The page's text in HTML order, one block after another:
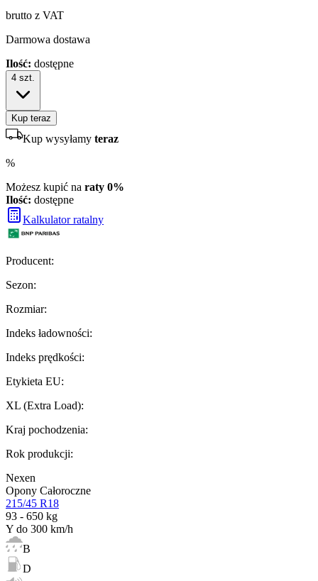
brutto z VAT
Darmowa dostawa
Ilość: dostępne
4 szt.
Kup teraz
Kup wysyłamy teraz
%
Możesz kupić na raty 0%
Ilość: dostępne
Kalkulator ratalny
Producent:
Sezon:
Rozmiar:
Indeks ładowności:
Indeks prędkości:
Etykieta EU:
XL (Extra Load):
Kraj pochodzenia:
Rok produkcji:
Nexen
Opony Całoroczne
215/45 R18
93 - 650 kg
Y do 300 km/h
B
D